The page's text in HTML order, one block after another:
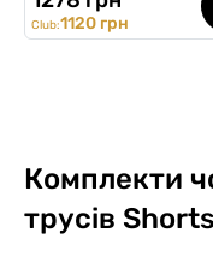
Club:1120 грн
Комплекти
трусів